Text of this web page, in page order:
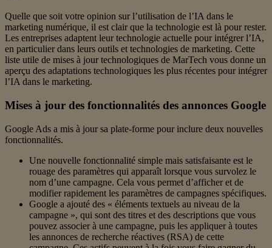
Quelle que soit votre opinion sur l’utilisation de l’IA dans le
marketing numérique, il est clair que la technologie est là pour rester.
Les entreprises adaptent leur technologie actuelle pour intégrer l’IA,
en particulier dans leurs outils et technologies de marketing. Cette
liste utile de mises à jour technologiques de MarTech vous donne un
aperçu des adaptations technologiques les plus récentes pour intégrer
l’IA dans le marketing.
Mises à jour des fonctionnalités des annonces Google
Google Ads a mis à jour sa plate-forme pour inclure deux nouvelles
fonctionnalités.
Une nouvelle fonctionnalité simple mais satisfaisante est le
rouage des paramètres qui apparaît lorsque vous survolez le
nom d’une campagne. Cela vous permet d’afficher et de
modifier rapidement les paramètres de campagnes spécifiques.
Google a ajouté des « éléments textuels au niveau de la
campagne », qui sont des titres et des descriptions que vous
pouvez associer à une campagne, puis les appliquer à toutes
les annonces de recherche réactives (RSA) de cette